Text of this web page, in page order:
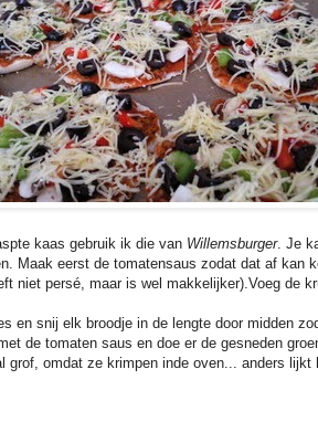
kaas gebruik ik die van Willemsburger. Je
Maak eerst de tomatensaus zodat dat af kan
niet persé, maar is wel makkelijker).Voeg de
en snij elk broodje in de lengte door midden
de tomaten saus en doe er de gesneden
grof, omdat ze krimpen inde oven... anders